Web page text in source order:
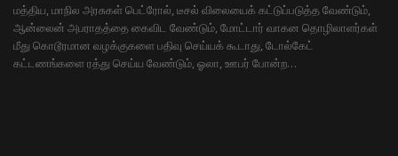
மத்திய, மாநில அரசுகள் பெட்ரோல், டீசல் விலையைக் கட்டுப்படுத்த வேண்டும்,
ஆன்லைன் அபராதத்தை கைவிட வேண்டும், மோட்டார் வாகன தொழிலாளர்கள்
மீது கொடூரமான வழக்குகளை பதிவு செய்யக் கூடாது, டோல்கேட்
கட்டணங்களை ரத்து செய்ய வேண்டும், ஓலா, ஊபர் போன்ற…